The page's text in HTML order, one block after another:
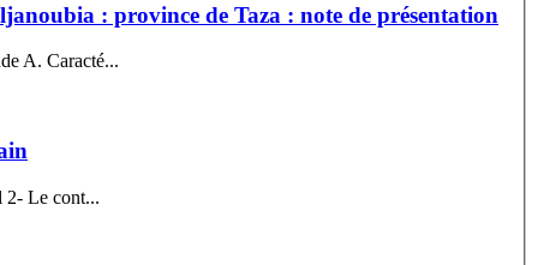
: province de Taza : note de présentation
A. Caracté...
du diagnostic 1- Le contexte régional 2- Le cont...